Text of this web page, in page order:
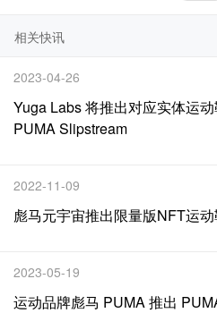
相关快讯
2023-04-26
Yuga Labs 将推出对应实体运
PUMA Slipstream
2022-11-09
彪马元宇宙推出限量版NFT运
2023-05-19
运动品牌彪马 PUMA 推出